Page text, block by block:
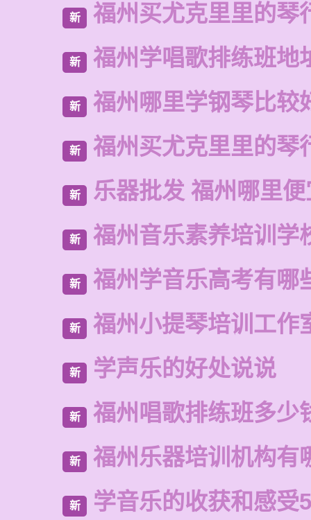
新 福州买尤克里里的琴
新 福州学唱歌排练班地
新 福州哪里学钢琴比较
新 福州买尤克里里的琴
新 乐器批发 福州哪里便
新 福州音乐素养培训学
新 福州学音乐高考有哪
新 福州小提琴培训工作
新 学声乐的好处说说
新 福州唱歌排练班多少
新 福州乐器培训机构有
新 学音乐的收获和感受